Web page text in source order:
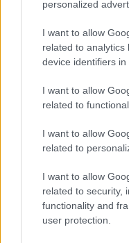
personalized
I want to allow
related to analytics
device identifiers in
I want to allow
related to
I want to allow
related to
I want to allow
related to security,
functionality and
user protection.
LIFESTYLE08·08·2026 19:12
Εριέττα